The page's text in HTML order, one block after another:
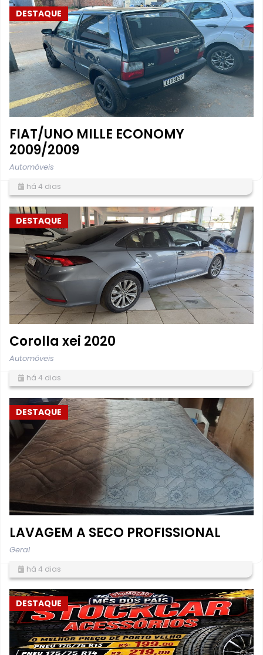
DESTAQUE
FIAT/UNO MILLE ECONOMY
2009/2009
Automóveis
há 4 dias
DESTAQUE
Corolla xei 2020
Automóveis
há 4 dias
DESTAQUE
LAVAGEM A SECO PROFISSIONAL
Geral
há 4 dias
DESTAQUE